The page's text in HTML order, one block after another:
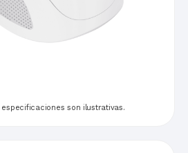
especificaciones son ilustrativas.